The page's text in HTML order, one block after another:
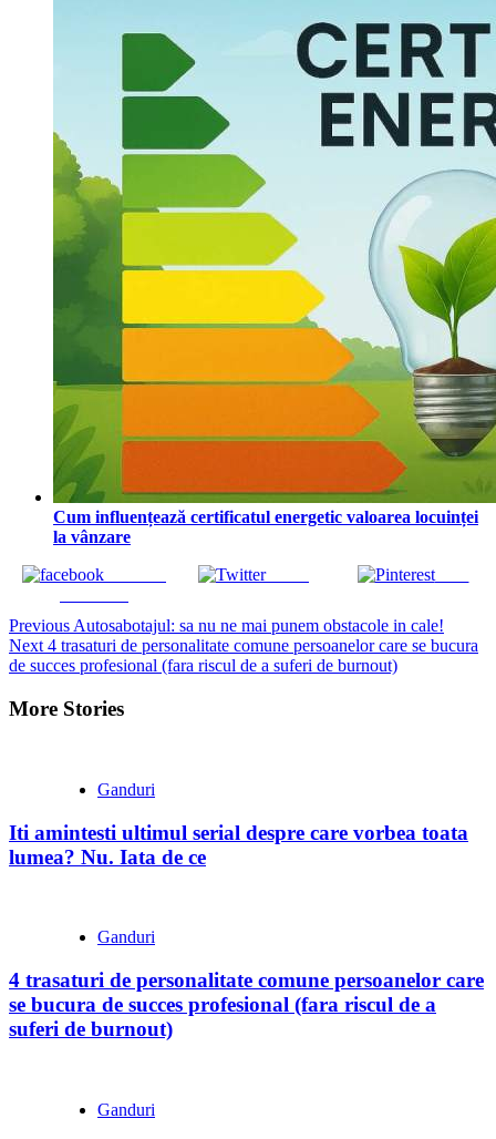
Cum influențează certificatul energetic valoarea locuinței
la vânzare
Tweet Save
Continue
Reading
PreviousAutosabotajul: sa nu ne mai punem obstacole in cale!
Next4 trasaturi de personalitate comune persoanelor care se bucura
de succes profesional (fara riscul de a suferi de burnout)
More Stories
Ganduri
Iti amintesti ultimul serial despre care vorbea toata
lumea? Nu. Iata de ce
Ganduri
4 trasaturi de personalitate comune persoanelor care
se bucura de succes profesional (fara riscul de a
suferi de burnout)
Ganduri